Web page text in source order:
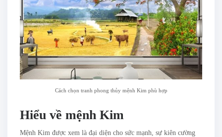
Cách chọn tranh phong thủy mệnh Kim phù hợp
Hiểu về mệnh Kim
Mệnh Kim được xem là đại diện cho sức mạnh, sự kiên cường